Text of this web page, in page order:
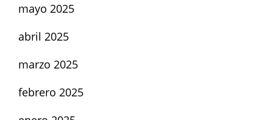
mayo 2025
abril 2025
marzo 2025
febrero 2025